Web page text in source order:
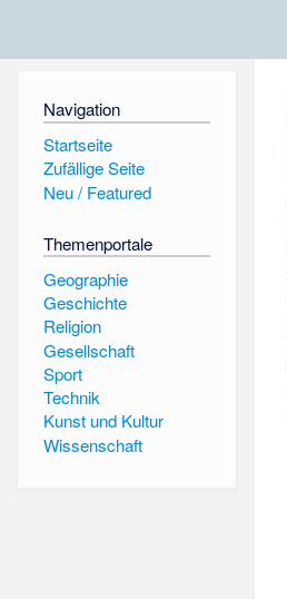
Navigation
Startseite
Zufällige Seite
Neu / Featured
Themenportale
Geographie
Geschichte
Religion
Gesellschaft
Sport
Technik
Kunst und Kultur
Wissenschaft